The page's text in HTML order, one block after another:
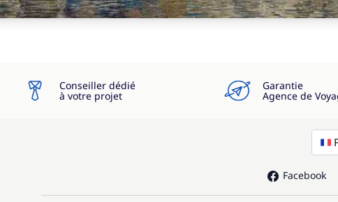
Conseiller dédié
à votre projet
Garantie
Agence de
Facebook